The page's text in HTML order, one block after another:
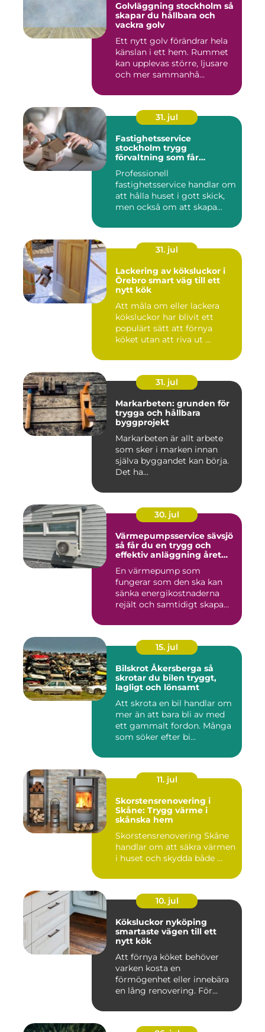
Golvläggning stockholm så
skapar du hållbara och
vackra golv
Ett nytt golv förändrar hela
känslan i ett hem. Rummet
kan upplevas större, ljusare
och mer sammanhå...
31. jul
Fastighetsservice
stockholm trygg
förvaltning som får
Professionell
fastighetsservice handlar om
att hålla huset i gott skick,
men också om att skapa
31. jul
Lackering av köksluckor i
Örebro smart väg till ett
nytt kök
Att måla om eller lackera
köksluckor har blivit ett
populärt sätt att förnya
köket utan att riva ut ...
31. jul
Markarbeten: grunden för
trygga och hållbara
byggprojekt
Markarbeten är allt arbete
som sker i marken innan
själva byggandet kan börja.
Det ha...
30. jul
Värmepumpsservice sävsjö
så får du en trygg och
effektiv anläggning året
En värmepump som
fungerar som den ska kan
sänka energikostnaderna
rejält och samtidigt skapa
15. jul
Bilskrot Åkersberga så
skrotar du bilen tryggt,
lagligt och lönsamt
Att skrota en bil handlar om
mer än att bara bli av med
ett gammalt fordon. Många
som söker efter bi...
11. jul
Skorstensrenovering i
Skåne: Trygg värme i
skånska hem
Skorstensrenovering Skåne
handlar om att säkra värmen
i huset och skydda både ...
10. jul
Köksluckor nyköping
smartaste vägen till ett
nytt kök
Att förnya köket behöver
varken kosta en
förmögenhet eller innebära
en lång renovering. För